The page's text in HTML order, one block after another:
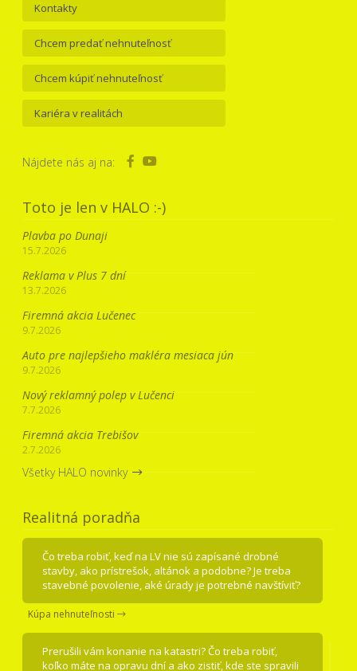
Kontakty
Chcem predať nehnuteľnosť
Chcem kúpiť nehnuteľnosť
Kariéra v realitách
Nájdete nás aj na:
Toto je len v HALO :-)
Plavba po Dunaji
15.7.2026
Reklama v Plus 7 dní
13.7.2026
Firemná akcia Lučenec
9.7.2026
Auto pre najlepšieho makléra mesiaca jún
9.7.2026
Nový reklamný polep v Lučenci
7.7.2026
Firemná akcia Trebišov
2.7.2026
Všetky HALO novinky
Realitná poradňa
Čo treba robiť, keď na LV nie sú zapísané drobné
stavby, ako prístrešok, altánok a podobne? Je treba
stavebné povolenie, aké úrady je potrebné navštíviť?
Kúpa nehnuteľnosti
Prerušili vám konanie na katastri? Čo treba robiť,
koľko máte na opravu dní a ako zistiť, kde ste spravili